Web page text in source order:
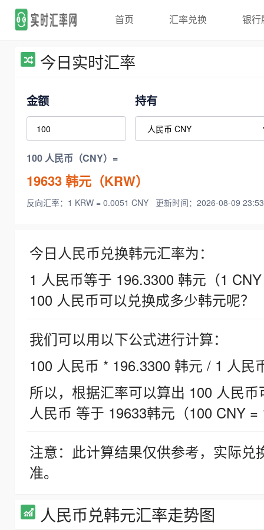
首页 汇率兑换 银行
今日实时汇率
金额 持有
100 人民币（CNY）=
19633韩元（KRW）
反向汇率：1 KRW = 0.0051 CNY 更新时间：2026-08-09
今日人民币兑换韩元汇率为：
1 人民币等于 196.3300 韩元（1
100 人民币可以兑换成多少韩元呢？
我们可以用以下公式进行计算：
100 人民币 * 196.3300 韩元 / 1 人民
所以，根据汇率可以算出 100 人民
人民币 等于 19633韩元（100 CNY =
注意：此计算结果仅供参考，实际
准。
人民币兑韩元汇率走势图